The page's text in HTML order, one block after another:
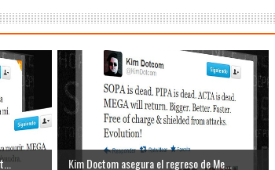
Kim Doctom asegura el regreso de Me...